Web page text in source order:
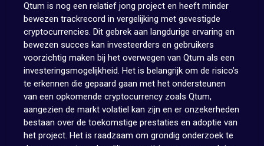
Qtum is nog een relatief jong project en heeft minder
bewezen trackrecord in vergelijking met gevestigde
cryptocurrencies. Dit gebrek aan langdurige ervaring en
bewezen succes kan investeerders en gebruikers
voorzichtig maken bij het overwegen van Qtum als een
investeringsmogelijkheid. Het is belangrijk om de risico’s
te erkennen die gepaard gaan met het ondersteunen
van een opkomende cryptocurrency zoals Qtum,
aangezien de markt volatiel kan zijn en er onzekerheden
bestaan over de toekomstige prestaties en adoptie van
het project. Het is raadzaam om grondig onderzoek te